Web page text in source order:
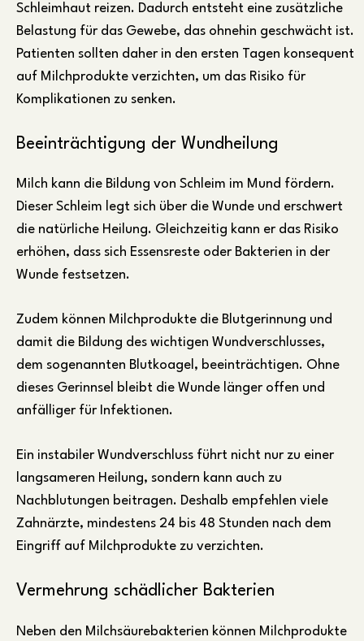
Schleimhaut reizen. Dadurch entsteht eine zusätzliche
Belastung für das Gewebe, das ohnehin geschwächt ist.
Patienten sollten daher in den ersten Tagen konsequent
auf Milchprodukte verzichten, um das Risiko für
Komplikationen zu senken.
Beeinträchtigung der Wundheilung
Milch kann die Bildung von Schleim im Mund fördern.
Dieser Schleim legt sich über die Wunde und erschwert
die natürliche Heilung. Gleichzeitig kann er das Risiko
erhöhen, dass sich Essensreste oder Bakterien in der
Wunde festsetzen.
Zudem können Milchprodukte die Blutgerinnung und
damit die Bildung des wichtigen Wundverschlusses,
dem sogenannten Blutkoagel, beeinträchtigen. Ohne
dieses Gerinnsel bleibt die Wunde länger offen und
anfälliger für Infektionen.
Ein instabiler Wundverschluss führt nicht nur zu einer
langsameren Heilung, sondern kann auch zu
Nachblutungen beitragen. Deshalb empfehlen viele
Zahnärzte, mindestens 24 bis 48 Stunden nach dem
Eingriff auf Milchprodukte zu verzichten.
Vermehrung schädlicher Bakterien
Neben den Milchsäurebakterien können Milchprodukte